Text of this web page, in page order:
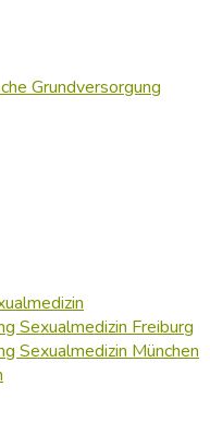
Grundversorgung
Sexualmedizin Freiburg
Sexualmedizin München